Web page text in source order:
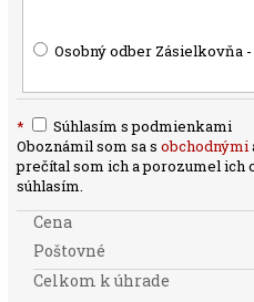
Osobný odber Zásielkovňa
*
Súhlasím s podmienkami
Oboznámil som sa sobchodnými
prečítal som ich a porozumel ich
súhlasím.
Cena
Poštovné
Celkom k úhrade